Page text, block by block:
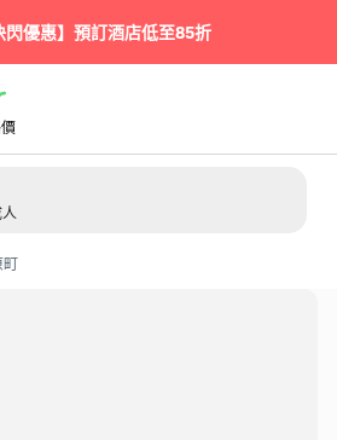
閃優惠】預訂酒店低至85折